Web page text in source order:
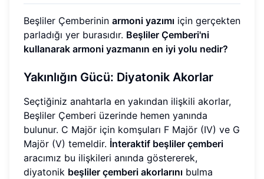
Beşliler Çemberinin armoni yazımı için gerçekten
parladığı yer burasıdır. Beşliler Çemberi'ni
kullanarak armoni yazmanın en iyi yolu nedir?
Yakınlığın Gücü: Diyatonik Akorlar
Seçtiğiniz anahtarla en yakından ilişkili akorlar,
Beşliler Çemberi üzerinde hemen yanında
bulunur. C Majör için komşuları F Majör (IV) ve G
Majör (V) temeldir. İnteraktif beşliler çemberi
aracımız bu ilişkileri anında göstererek,
diyatonik beşliler çemberi akorlarını bulma